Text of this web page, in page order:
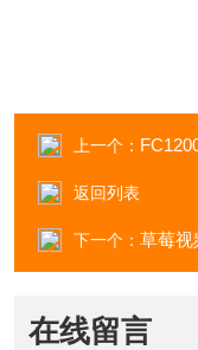
上一个：
返回列表
下一个： 草莓视
在线留言